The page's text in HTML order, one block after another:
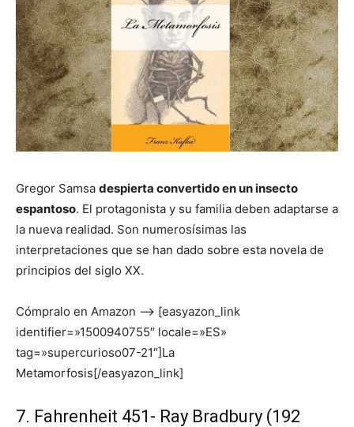
Gregor Samsa despierta convertido en un insecto
espantoso. El protagonista y su familia deben adaptarse a
la nueva realidad. Son numerosísimas las
interpretaciones que se han dado sobre esta novela de
principios del siglo XX.
Cómpralo en Amazon –> [easyazon_link
identifier=»1500940755″ locale=»ES»
tag=»supercurioso07-21″]La
Metamorfosis[/easyazon_link]
7. Fahrenheit 451- Ray Bradbury (192